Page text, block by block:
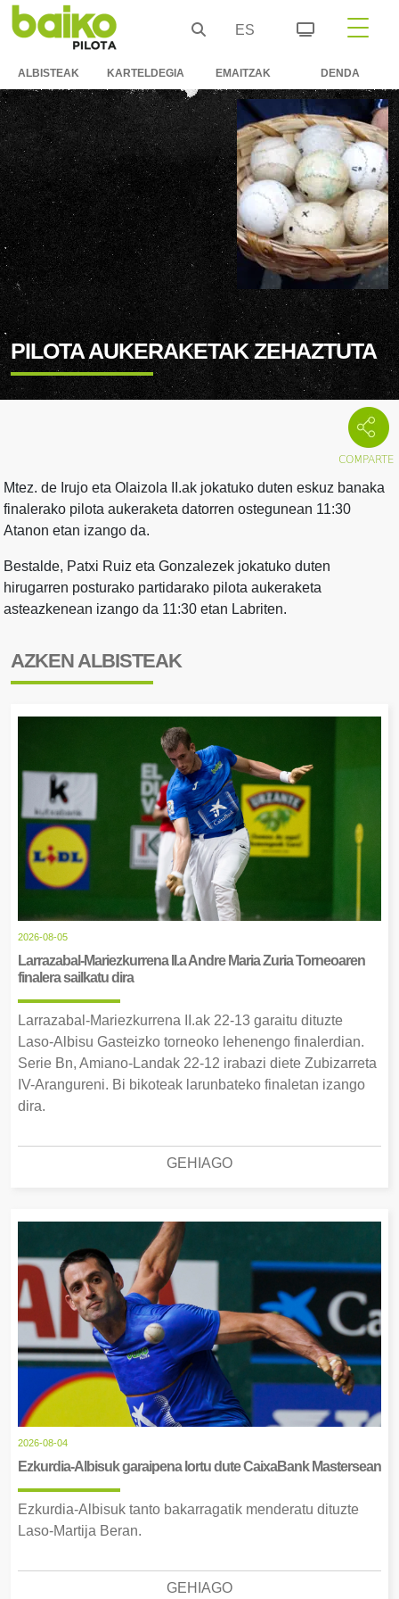
ES
ALBISTEAK KARTELDEGIA EMAITZAK DENDA
PILOTA AUKERAKETAK ZEHAZTUTA
Mtez. de Irujo eta Olaizola II.ak jokatuko duten eskuz banaka
finalerako pilota aukeraketa datorren ostegunean 11:30
Atanon etan izango da.
Bestalde, Patxi Ruiz eta Gonzalezek jokatuko duten
hirugarren posturako partidarako pilota aukeraketa
asteazkenean izango da 11:30 etan Labriten.
AZKEN ALBISTEAK
2026-08-05
Larrazabal-Mariezkurrena II.a Andre Maria Zuria Torneoaren
finalera sailkatu dira
Larrazabal-Mariezkurrena II.ak 22-13 garaitu dituzte
Laso-Albisu Gasteizko torneoko lehenengo finalerdian.
Serie Bn, Amiano-Landak 22-12 irabazi diete Zubizarreta
IV-Arangureni. Bi bikoteak larunbateko finaletan izango
dira.
GEHIAGO
2026-08-04
Ezkurdia-Albisuk garaipena lortu dute CaixaBank Mastersean
Ezkurdia-Albisuk tanto bakarragatik menderatu dituzte
Laso-Martija Beran.
GEHIAGO